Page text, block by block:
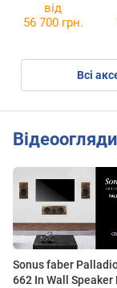
від
56 700 грн.
Всі
Відеоогляди
Sonus faber
662 In Wall Speaker